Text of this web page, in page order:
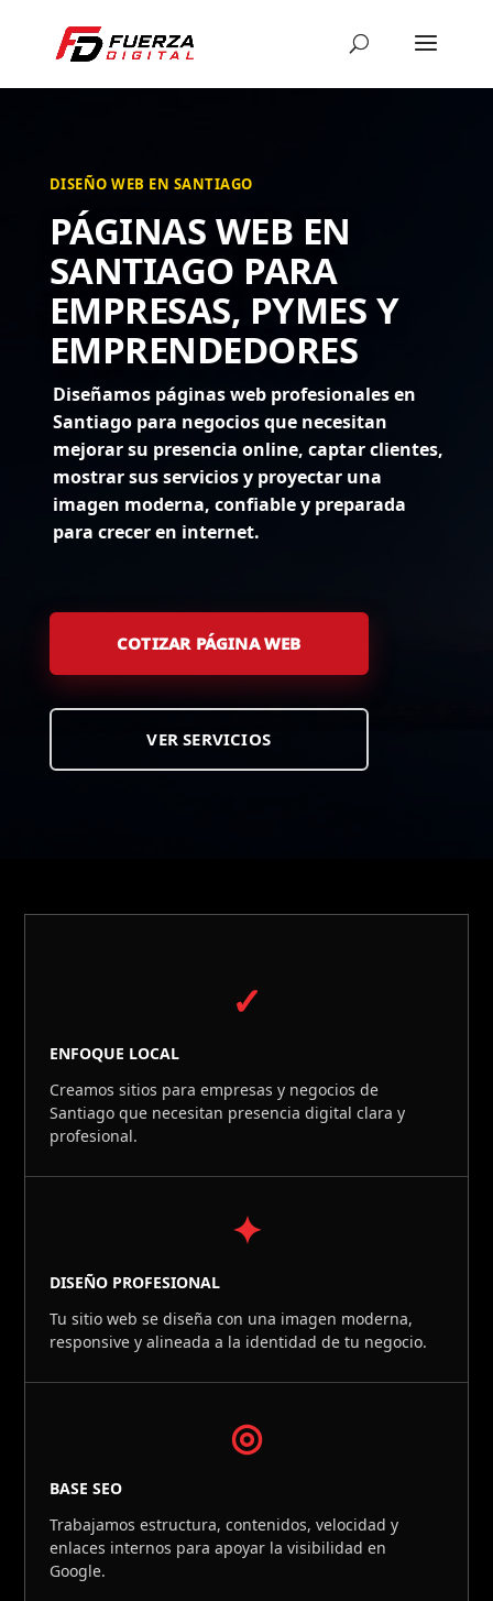
DISEÑO WEB EN SANTIAGO
PÁGINAS WEB EN
SANTIAGO PARA
EMPRESAS, PYMES Y
EMPRENDEDORES
Diseñamos páginas web profesionales en
Santiago para negocios que necesitan
mejorar su presencia online, captar clientes,
mostrar sus servicios y proyectar una
imagen moderna, confiable y preparada
para crecer en internet.
COTIZAR PÁGINA WEB
VER SERVICIOS
✓
ENFOQUE LOCAL
Creamos sitios para empresas y negocios de
Santiago que necesitan presencia digital clara y
profesional.
✦
DISEÑO PROFESIONAL
Tu sitio web se diseña con una imagen moderna,
responsive y alineada a la identidad de tu negocio.
◎
BASE SEO
Trabajamos estructura, contenidos, velocidad y
enlaces internos para apoyar la visibilidad en
Google.